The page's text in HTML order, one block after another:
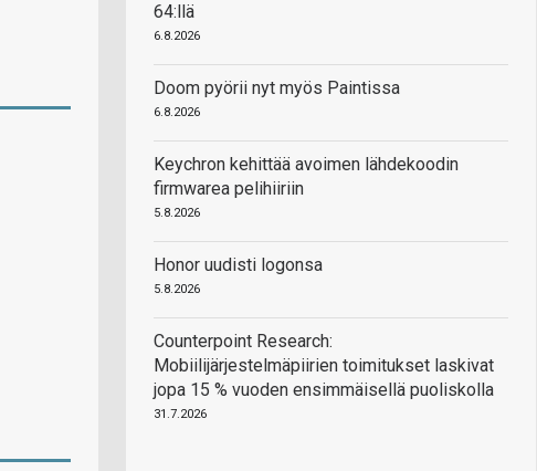
64:llä
6.8.2026
Doom pyörii nyt myös Paintissa
6.8.2026
Keychron kehittää avoimen lähdekoodin
firmwarea pelihiiriin
5.8.2026
Honor uudisti logonsa
5.8.2026
Counterpoint Research:
Mobiilijärjestelmäpiirien toimitukset laskivat
jopa 15 % vuoden ensimmäisellä puoliskolla
31.7.2026